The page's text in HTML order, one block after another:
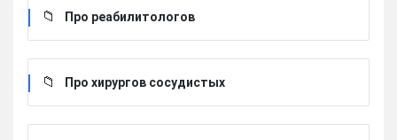
Про реабилитологов
Про хирургов сосудистых